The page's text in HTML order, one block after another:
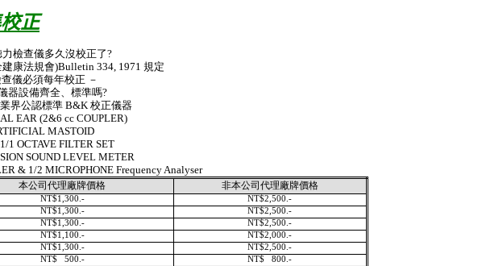
正
校正了?
康法規會)Bulletin 334, 1971 規定
正 －
標準嗎?
標準 B&K 校正儀器
EAR (2&6 cc COUPLER)
MASTOID
1 OCTAVE FILTER SET
SOUND LEVEL METER
& 1/2 MICROPHONEFrequency Analyser
本公司代理廠牌價格 非本公司代理廠牌價格
NT$1,300.-
NT$2,500.-
NT$1,300.-
NT$2,500.-
NT$1,300.-
NT$2,500.-
NT$1,100.-
NT$2,000.-
NT$1,300.-
NT$2,500.-
NT$ 500.-
NT$ 800.-